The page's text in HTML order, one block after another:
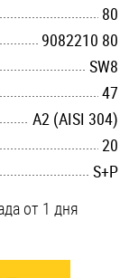
80
9082210 80
SW8
47
А2 (AISI 304)
20
S+P
от 1 дня